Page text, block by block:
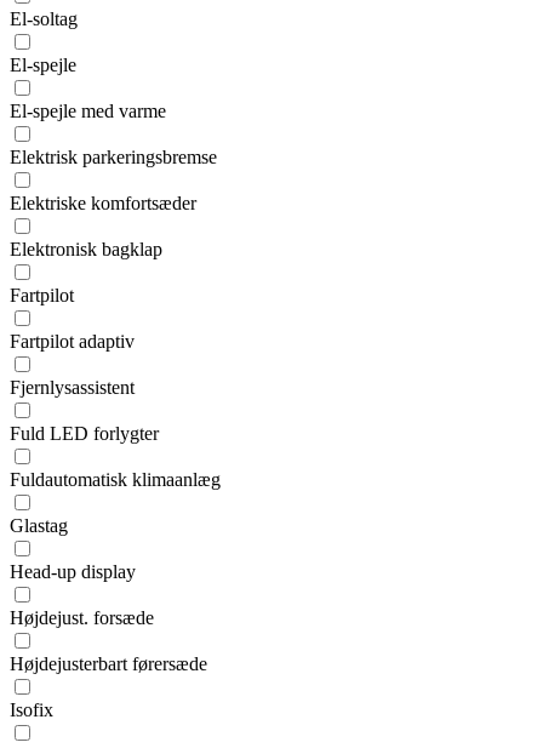
El-soltag
El-spejle
El-spejle med varme
Elektrisk parkeringsbremse
Elektriske komfortsæder
Elektronisk bagklap
Fartpilot
Fartpilot adaptiv
Fjernlysassistent
Fuld LED forlygter
Fuldautomatisk klimaanlæg
Glastag
Head-up display
Højdejust. forsæde
Højdejusterbart førersæde
Isofix